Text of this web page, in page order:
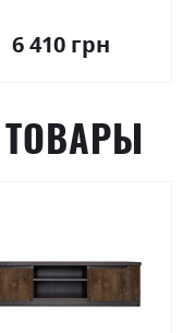
6 410 грн